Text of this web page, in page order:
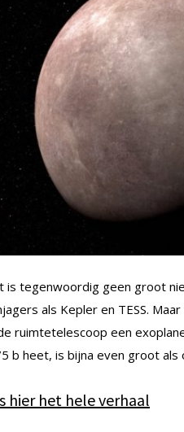
is tegenwoordig geen groot
als Kepler en TESS.
ruimtetelescoop een
b heet, is bijna even groot als
hier het hele verhaal